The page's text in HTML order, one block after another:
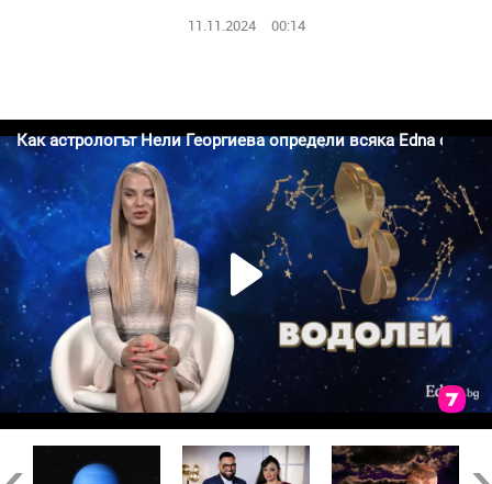
11.11.2024 00:14